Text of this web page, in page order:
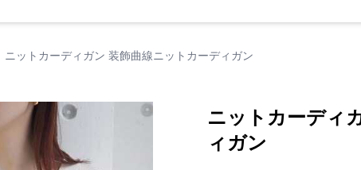
ニットカーディガン 装飾曲線ニットカーディガン
ニットカーディ
ィガン